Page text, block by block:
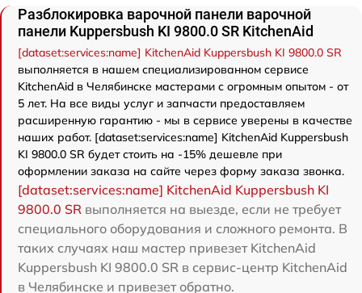
Разблокировка варочной панели варочной
панели Kuppersbush KI 9800.0 SR KitchenAid
[dataset:services:name] KitchenAid Kuppersbush KI 9800.0 SR
выполняется в нашем специализированном сервисе
KitchenAid в Челябинске мастерами с огромным опытом - от
5 лет. На все виды услуг и запчасти предоставляем
расширенную гарантию - мы в сервисе уверены в качестве
наших работ. [dataset:services:name] KitchenAid Kuppersbush
KI 9800.0 SR будет стоить на -15% дешевле при
оформлении заказа на сайте через форму заказа звонка.
[dataset:services:name] KitchenAid Kuppersbush KI
9800.0 SR выполняется на выезде, если не требует
специального оборудования и сложного ремонта. В
таких случаях наш мастер привезет KitchenAid
Kuppersbush KI 9800.0 SR в сервис-центр KitchenAid
в Челябинске и привезет обратно.